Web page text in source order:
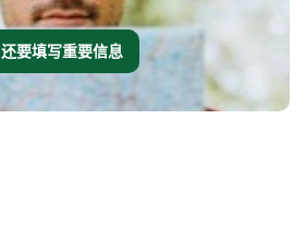
还要填写重要信息